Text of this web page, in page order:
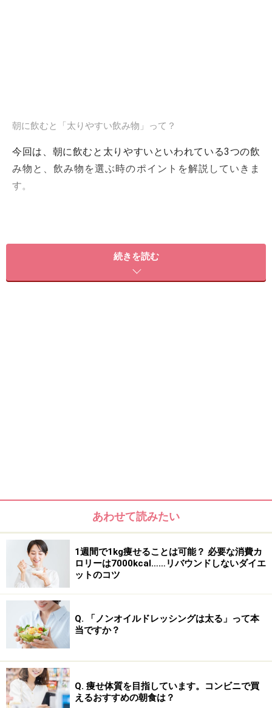
朝に飲むと「太りやすい飲み物」って？
今回は、朝に飲むと太りやすいといわれている3つの飲
み物と、飲み物を選ぶ時のポイントを解説していきま
す。
続きを読む
あわせて読みたい
1週間で1kg痩せることは可能？ 必要な消費カ
ロリーは7000kcal……リバウンドしないダイエ
ットのコツ
Q. 「ノンオイルドレッシングは太る」って本
当ですか？
Q. 痩せ体質を目指しています。コンビニで買
えるおすすめの朝食は？